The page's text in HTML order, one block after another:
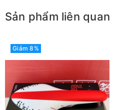
Sản phẩm liên quan
Giảm 8%